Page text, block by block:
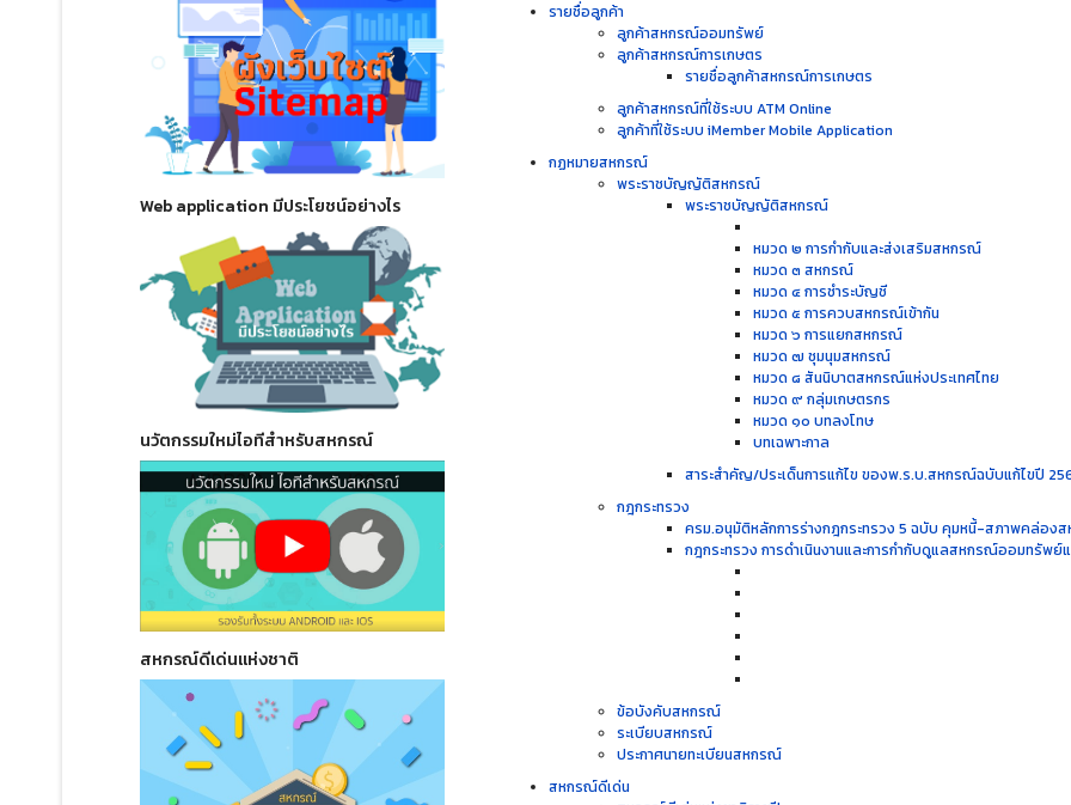
Web application มีประโยชน์อย่างไร
นวัตกรรมใหม่ไอทีสำหรับสหกรณ์
สหกรณ์ดีเด่นแห่งชาติ
รายชื่อลูกค้า
ลูกค้าสหกรณ์ออมทรัพย์
ลูกค้าสหกรณ์การเกษตร
รายชื่อลูกค้าสหกรณ์การเกษตร
ลูกค้าสหกรณ์ที่ใช้ระบบ ATM Online
ลูกค้าที่ใช้ระบบ iMember Mobile Application
กฏหมายสหกรณ์
พระราชบัญญัติสหกรณ์
พระราชบัญญัติสหกรณ์
หมวด ๒ การกำกับและส่งเสริมสหกรณ์
หมวด ๓ สหกรณ์
หมวด ๔ การชำระบัญชี
หมวด ๕ การควบสหกรณ์เข้ากัน
หมวด ๖ การแยกสหกรณ์
หมวด ๗ ชุมนุมสหกรณ์
หมวด ๘ สันนิบาตสหกรณ์แห่งประเทศไทย
หมวด ๙ กลุ่มเกษตรกร
หมวด ๑๐ บทลงโทษ
บทเฉพาะกาล
สาระสำคัญ/ประเด็นการแก้ไข ของพ.ร.บ.สหกรณ์ฉบับแก้ไขปี
กฎกระทรวง
ครม.อนุมัติหลักการร่างกฎกระทรวง 5 ฉบับ คุมหนี้-สภาพคล่อ
กฎกระทรวง การดำเนินงานและการกำกับดูแลสหกรณ์ออมทรัพ
ข้อบังคับสหกรณ์
ระเบียบสหกรณ์
ประกาศนายทะเบียนสหกรณ์
สหกรณ์ดีเด่น